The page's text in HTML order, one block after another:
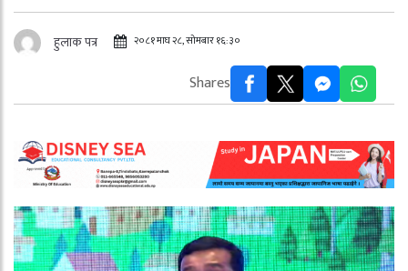
हुलाक पत्र २०८१ माघ २८, सोमबार १६:३०
Shares